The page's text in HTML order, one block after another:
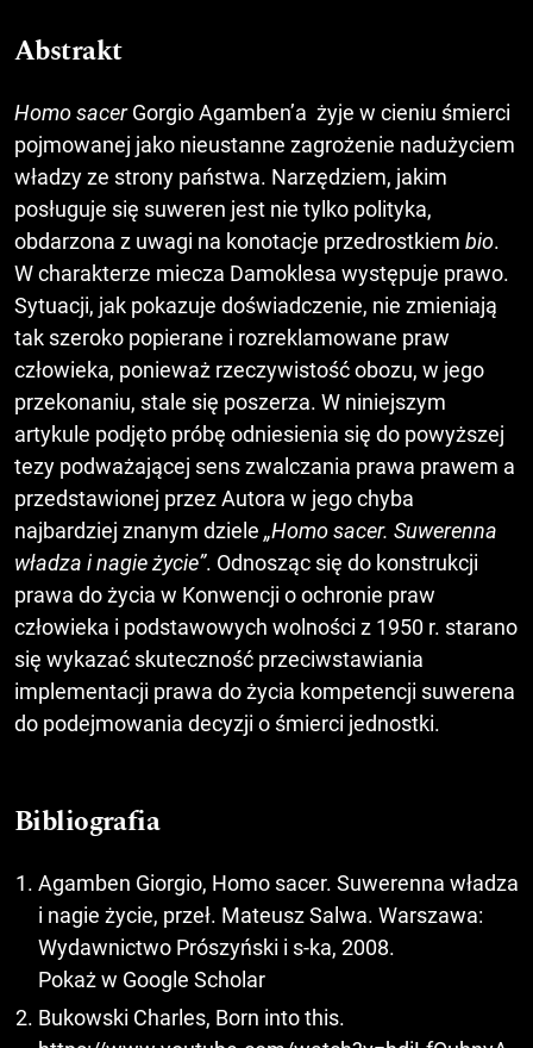
Abstrakt
Homo sacerGorgio Agamben’a żyje w cieniu śmierci
pojmowanej jako nieustanne zagrożenie nadużyciem
władzy ze strony państwa. Narzędziem, jakim
posługuje się suweren jest nie tylko polityka,
obdarzona z uwagi na konotacje przedrostkiem bio.
W charakterze miecza Damoklesa występuje prawo.
Sytuacji, jak pokazuje doświadczenie, nie zmieniają
tak szeroko popierane i rozreklamowane praw
człowieka, ponieważ rzeczywistość obozu, w jego
przekonaniu, stale się poszerza. W niniejszym
artykule podjęto próbę odniesienia się do powyższej
tezy podważającej sens zwalczania prawa prawem a
przedstawionej przez Autora w jego chyba
najbardziej znanym dziele „Homo sacer. Suwerenna
władza i nagie życie”. Odnosząc się do konstrukcji
prawa do życia w Konwencji o ochronie praw
człowieka i podstawowych wolności z 1950 r. starano
się wykazać skuteczność przeciwstawiania
implementacji prawa do życia kompetencji suwerena
do podejmowania decyzji o śmierci jednostki.
Bibliografia
Agamben Giorgio, Homo sacer. Suwerenna władza
i nagie życie, przeł. Mateusz Salwa. Warszawa:
Wydawnictwo Prószyński i s-ka, 2008.
Pokaż w Google Scholar
Bukowski Charles, Born into this.